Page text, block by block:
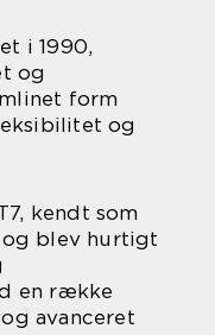
i 1990,
og
form
og
kendt som
og blev hurtigt
en række
avanceret